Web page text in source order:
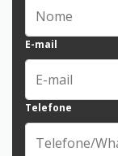
E-mail
Telefone